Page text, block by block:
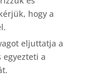
hogy a
eljuttatja a
egyezteti a